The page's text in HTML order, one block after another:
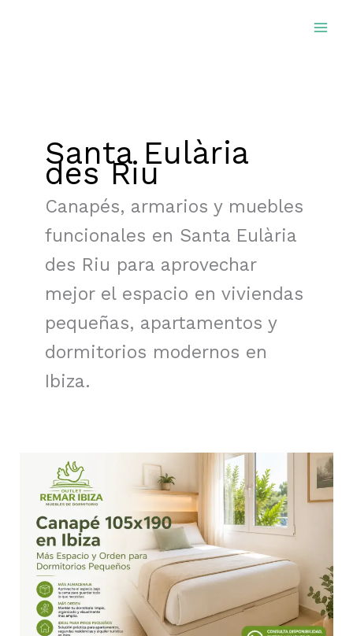
Santa Eulària
des Riu
Canapés, armarios y muebles
funcionales en Santa Eulària
des Riu para aprovechar
mejor el espacio en viviendas
pequeñas, apartamentos y
dormitorios modernos en
Ibiza.
Canapés
Almacenaje
Santa
Eulària
des
Riu